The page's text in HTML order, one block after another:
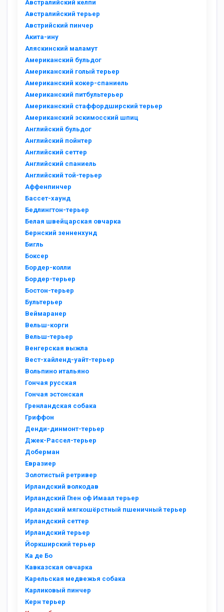
Австралийский келпи
Австралийский терьер
Австрийский пинчер
Акита-ину
Аляскинский маламут
Американский бульдог
Американский голый терьер
Американский кокер-спаниель
Американский питбультерьер
Американский стаффордширский терьер
Американский эскимосский шпиц
Английский бульдог
Английский пойнтер
Английский сеттер
Английский спаниель
Английский той-терьер
Аффенпинчер
Бассет-хаунд
Бедлингтон-терьер
Белая швейцарская овчарка
Бернский зенненхунд
Бигль
Боксер
Бордер-колли
Бордер-терьер
Бостон-терьер
Бультерьер
Веймаранер
Вельш-корги
Вельш-терьер
Венгерская выжла
Вест-хайленд-уайт-терьер
Вольпино итальяно
Гончая русская
Гончая эстонская
Гренландская собака
Гриффон
Денди-динмонт-терьер
Джек-Рассел-терьер
Доберман
Евразиер
Золотистый ретривер
Ирландский волкодав
Ирландский Глен оф Имаал терьер
Ирландский мягкошёрстный пшеничный терьер
Ирландский сеттер
Ирландский терьер
Йоркширский терьер
Ка де Бо
Кавказская овчарка
Карельская медвежья собака
Карликовый пинчер
Керн терьер